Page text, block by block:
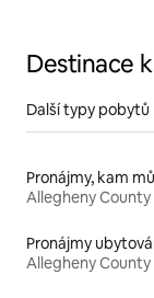
Destinace
Další typy pobytů
Allegheny County
Pronájmy
Allegheny County